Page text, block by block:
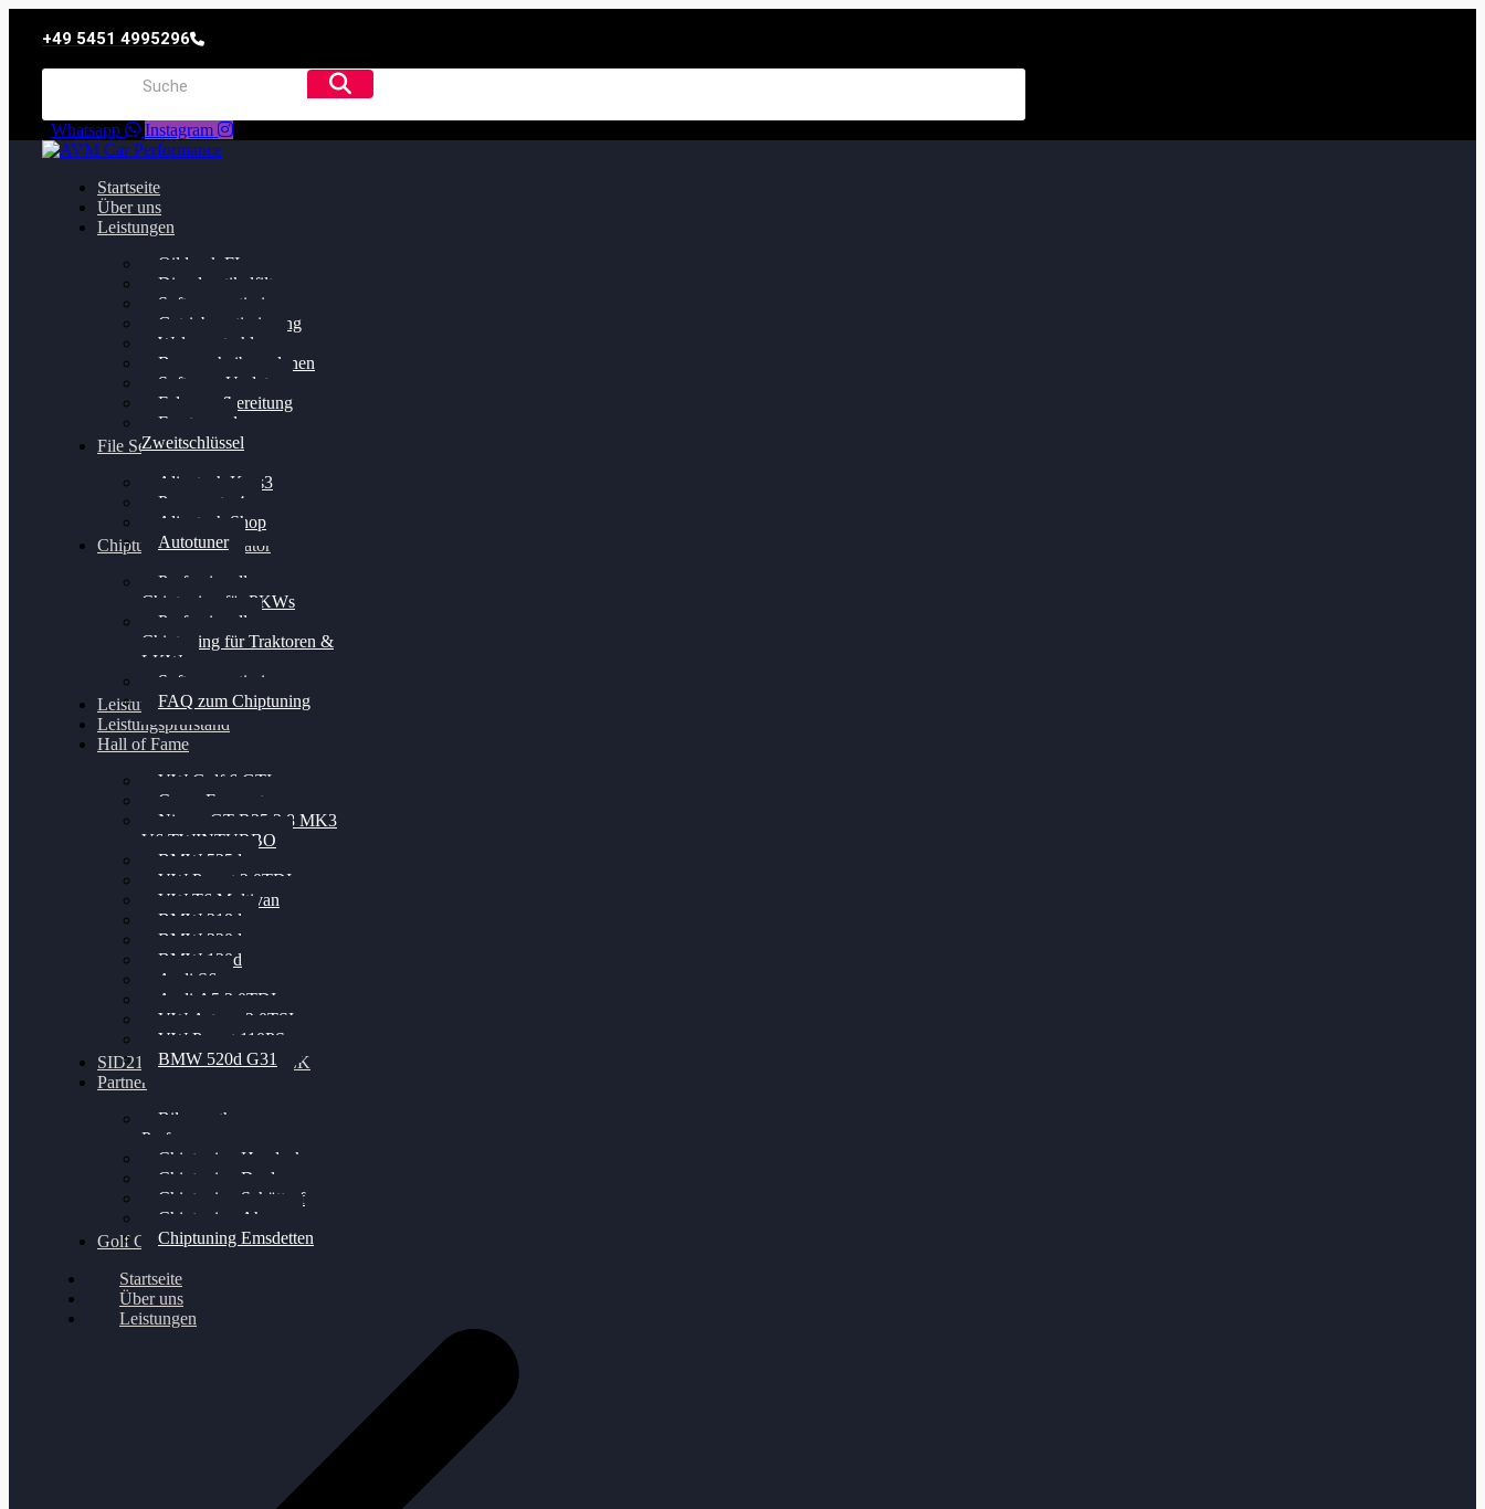
+49 5451 4995296
Whatsapp Instagram
Startseite
Über uns
Leistungen
Oildruck FIx
Dieselpartikelfilter
Softwareoptimierung
Getriebeoptimierung
Walnussstrahlen
Bremsscheiben planen
Software Update
Felgenaufbereitung
Ersatz- und
Zweitschlüssel
File Service
Alientech Kess3
Powergate 4
Alientech Shop
Autotuner
Chiptuning Konfigurator
Professionelles
Chiptuning für PKWs
Professionelles
Chiptuning für Traktoren &
LKW
Softwareoptimierung
FAQ zum Chiptuning
Leistungsmessung
Leistungsprüfstand
Hall of Fame
VW Golf 6 GTI
Cupra Formentor
Nissan GT-R35 3.8 MK3
V6 TWINTURBO
BMW 525d
VW Passat 2.0TDI
VW T6 Multivan
BMW 318d
BMW 320d
BMW 120d
Audi S6
Audi A5 3.0TDI
VW Arteon 2.0TSI
VW Passat 110PS
BMW 520d G31
SID212 / 212EVO UNLOCK
Partner
Bilgenroth
Performance
Chiptuning Herzlacke
Chiptuning Duelmen
Chiptuning Schüttorf
Chiptuning Ahaus
Chiptuning Emsdetten
Golf Gewinnspiel
Startseite
Über uns
Leistungen